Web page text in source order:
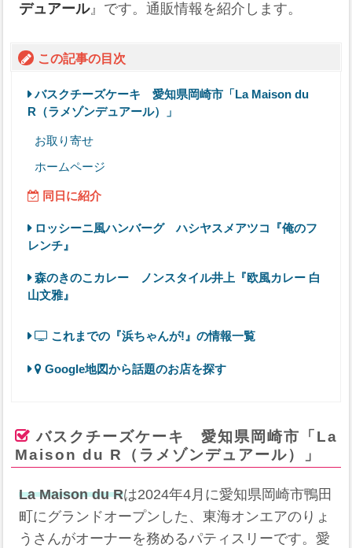
デュアール』です。通販情報を紹介します。
この記事の目次
バスクチーズケーキ 愛知県岡崎市「La Maison du
R（ラメゾンデュアール）」
お取り寄せ
ホームページ
同日に紹介
ロッシーニ風ハンバーグ ハシヤスメアツコ『俺のフ
レンチ』
森のきのこカレー ノンスタイル井上『欧風カレー 白
山文雅』
これまでの『浜ちゃんが!』の情報一覧
Google地図から話題のお店を探す
バスクチーズケーキ 愛知県岡崎市「La
Maison du R（ラメゾンデュアール）」
La Maison du Rは2024年4月に愛知県岡崎市鴨田
町にグランドオープンした、東海オンエアのりょ
うさんがオーナーを務めるパティスリーです。愛